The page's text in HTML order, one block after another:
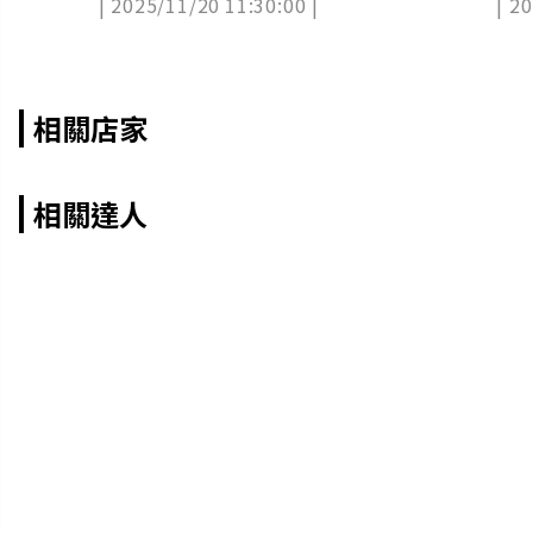
相關店家
相關達人